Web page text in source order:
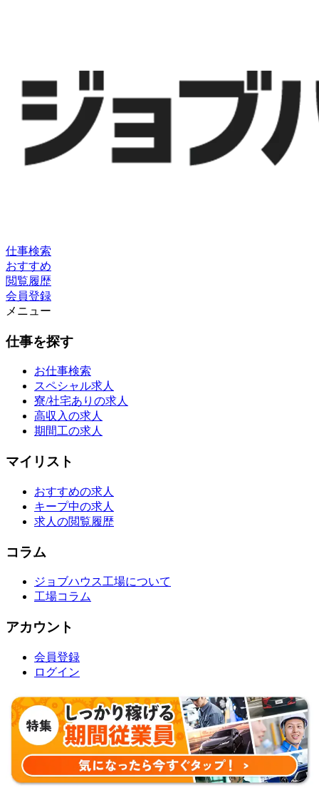
仕事検索
おすすめ
閲覧履歴
会員登録
メニュー
仕事を探す
お仕事検索
スペシャル求人
寮/社宅ありの求人
高収入の求人
期間工の求人
マイリスト
おすすめの求人
キープ中の求人
求人の閲覧履歴
コラム
ジョブハウス工場について
工場コラム
アカウント
会員登録
ログイン